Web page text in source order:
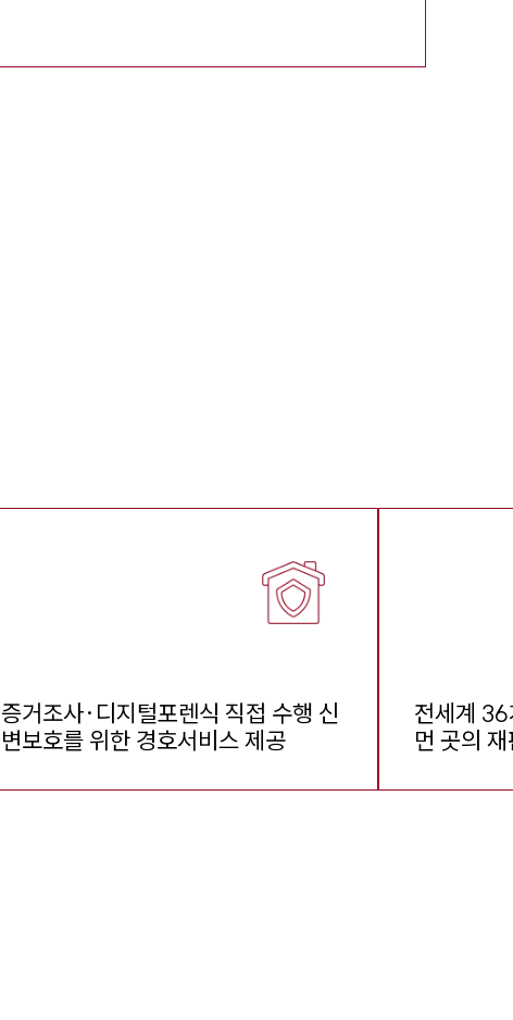
증거조사·디지털포렌식 직접 수행 신
변보호를 위한 경호서비스 제공
전세계
먼 곳의